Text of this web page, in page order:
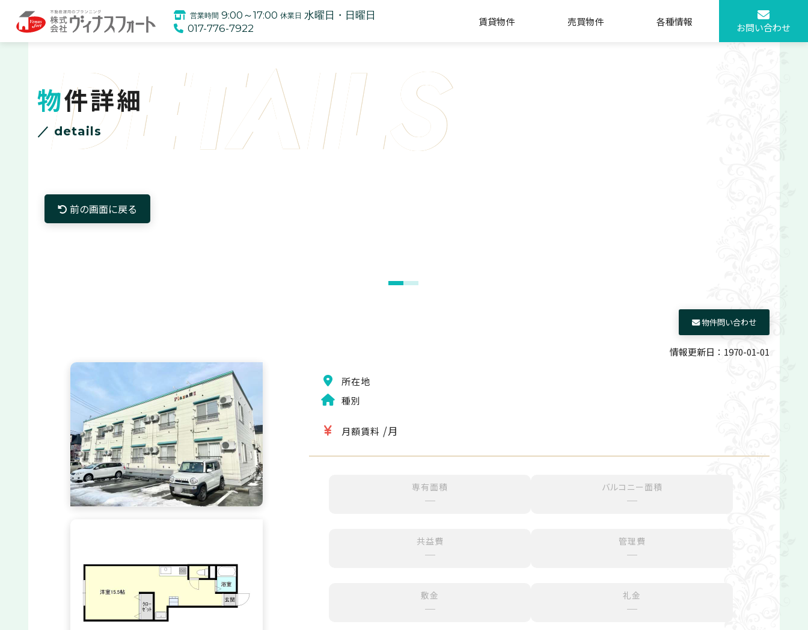
営業時間 9:00～17:00 休業日 水曜日・日曜日
017-776-7922
賃貸物件 売買物件 各種情報 お問い合わせ
物件詳細
／ details
DETAILS
前の画面に戻る
物件問い合わせ
情報更新日：1970-01-01
所在地
種別
月額賃料 /月
専有面積
─
バルコニー面積
─
共益費
─
管理費
─
敷金
─
礼金
─